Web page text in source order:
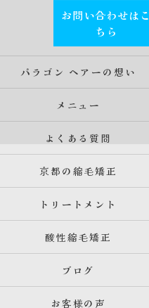
お問い合わせはこ
ちら
パラゴン ヘアーの想い
メニュー
よくある質問
京都の縮毛矯正
トリートメント
酸性縮毛矯正
ブログ
お客様の声